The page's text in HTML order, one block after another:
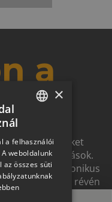
a
esztétikai értéket
alkotó megoldások.
a harmonikus
révén
HUNGARIAN
SLOVAK
GERMAN
ROMANIAN
×
a felhasználói
weboldalunk
az összes süti